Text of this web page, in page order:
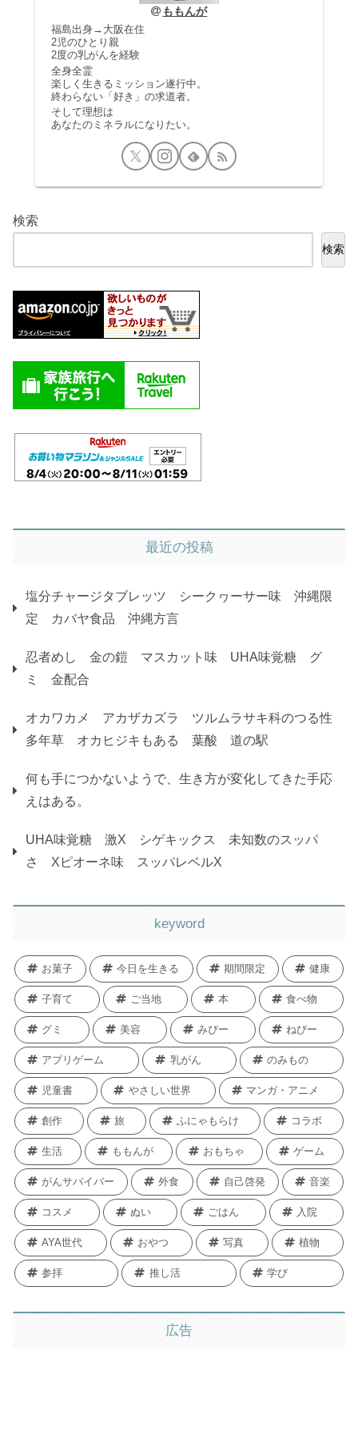
ももんが
福島出身→大阪在住
2児のひとり親
2度の乳がんを経験
全身全霊
楽しく生きるミッション遂行中。
終わらない「好き」の求道者。
そして理想は
あなたのミネラルになりたい。
検索
検索
最近の投稿
塩分チャージタブレッツ シークヮーサー味 沖縄限
定 カバヤ食品 沖縄方言
忍者めし 金の鎧 マスカット味 UHA味覚糖 グ
ミ 金配合
オカワカメ アカザカズラ ツルムラサキ科のつる性
多年草 オカヒジキもある 葉酸 道の駅
何も手につかないようで、生き方が変化してきた手応
えはある。
UHA味覚糖 激X シゲキックス 未知数のスッパ
さ Xピオーネ味 スッパレベルX
keyword
お菓子 今日を生きる 期間限定 健康
子育て ご当地 本 食べ物
グミ 美容 みぴー ねぴー
アプリゲーム 乳がん のみもの
児童書 やさしい世界 マンガ・アニメ
創作 旅 ふにゃもらけ コラボ
生活 ももんが おもちゃ ゲーム
がんサバイバー 外食 自己啓発 音楽
コスメ ぬい ごはん 入院
AYA世代 おやつ 写真 植物
参拝 推し活 学び
広告